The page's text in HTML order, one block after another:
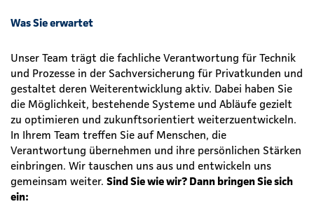
Was Sie erwartet
Unser Team trägt die fachliche Verantwortung für Technik
und Prozesse in der Sachversicherung für Privatkunden und
gestaltet deren Weiterentwicklung aktiv. Dabei haben Sie
die Möglichkeit, bestehende Systeme und Abläufe gezielt
zu optimieren und zukunftsorientiert weiterzuentwickeln.
In Ihrem Team treffen Sie auf Menschen, die
Verantwortung übernehmen und ihre persönlichen Stärken
einbringen. Wir tauschen uns aus und entwickeln uns
gemeinsam weiter. Sind Sie wie wir? Dann bringen Sie sich
ein: